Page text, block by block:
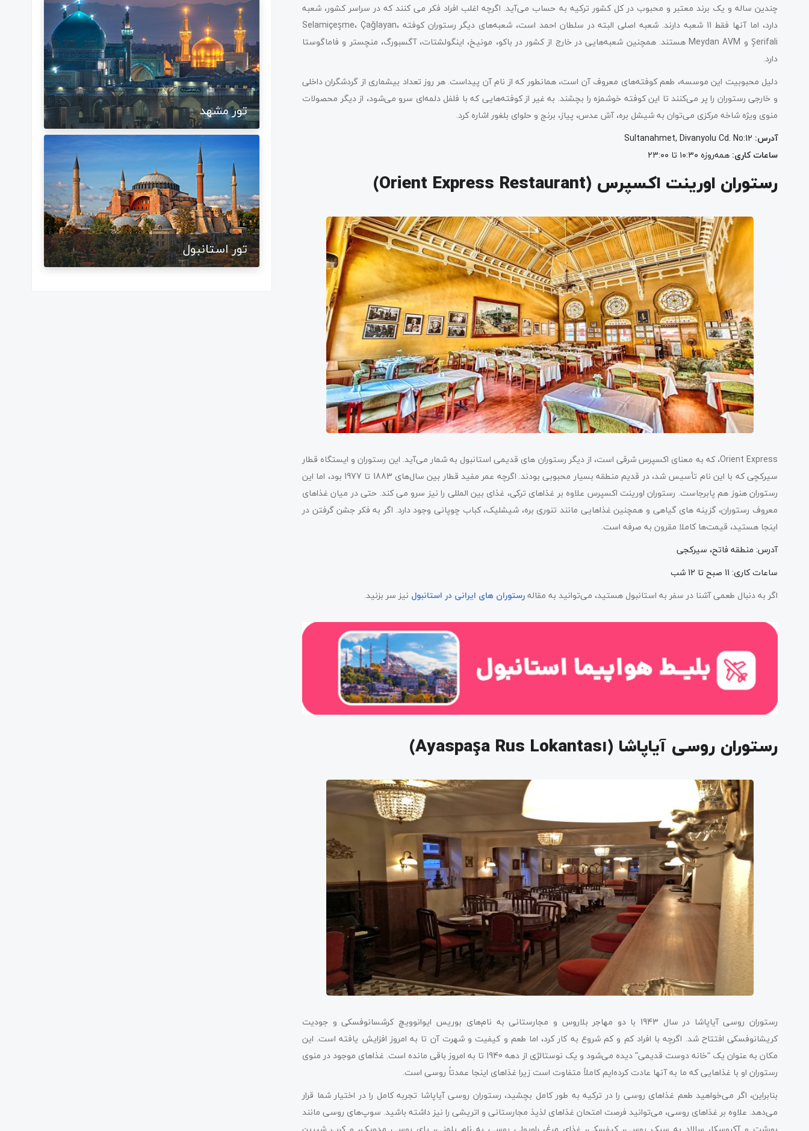
چندین ساله و یک برند معتبر و محبوب در کل کشور ترکیه به حساب می‌آید. اگرچه اغلب افراد فکر می کنند که در سراسر کشور، شعبه
دارد، اما آنها فقط 11 شعبه دارند. شعبه اصلی البته در سلطان احمد است، شعبه‌های دیگر رستوران کوفته Selamiçeşme، Çağlayan،
Şerifali و Meydan AVM هستند. همچنین شعبه‌هایی در خارج از کشور در باکو، مونیخ، اینگولشتات، آگسبورگ، منچستر و فاماگوستا
دارد.
دلیل محبوبیت این موسسه، طعم کوفته‌های معروف آن است، همانطور که از نام آن پیداست. هر روز تعداد بیشماری از گردشگران داخلی
و خارجی رستوران را پر می‌کنند تا این کوفته خوشمزه را بچشند. به غیر از کوفته‌هایی که با فلفل دلمه‌ای سرو می‌شود، از دیگر محصولات
منوی ویژه شاخه مرکزی می‌توان به شیشل بره، آش عدس، پیاز، برنج و حلوای بلغور اشاره کرد.
آدرس:
ساعات کاری: همه‌روزه ۱۰:۳۰ تا ۲۳:۰۰
رستوران اورینت اکسپرس (Orient Express Restaurant)
Orient Express، که به معنای اکسپرس شرقی است، از دیگر رستوران های قدیمی استانبول به شمار می‌آید. این رستوران و ایستگاه قطار
سیرکچی که با این نام تأسیس شد، در قدیم منطقه بسیار محبوبی بودند. اگرچه عمر مفید قطار بین سال‌های 1883 تا 1977 بود، اما این
رستوران هنوز هم پابرجاست. رستوران اورینت اکسپرس علاوه بر غذاهای ترکی، غذای بین المللی را نیز سرو می کند. حتی در میان غذاهای
معروف رستوران، گزینه های گیاهی و همچنین غذاهایی مانند تنوری بره، شیشلیک، کباب چوپانی وجود دارد. اگر به فکر جشن گرفتن در
اینجا هستید، قیمت‌ها کاملا مقرون به صرفه است.
آدرس: منطقه فاتح، سیرکجی
ساعات کاری: 11 صبح تا 12 شب
اگر به دنبال طعمی آشنا در سفر به استانبول هستید، می‌توانید به مقالهرستوران های ایرانی در استانبول نیز سر بزنید.
رستوران روسی آیاپاشا (Ayaspaşa Rus Lokantası)
رستوران روسی آیاپاشا در سال 1943 با دو مهاجر بلاروس و مجارستانی به نام‌های بوریس ایوانوویچ کرشسانوفسکی و جودیت
کریشانوفسکی افتتاح شد. اگرچه با افراد کم و کم شروع به کار کرد، اما طعم و کیفیت و شهرت آن تا به امروز افزایش یافته است. این
مکان به عنوان یک “خانه دوست قدیمی” دیده می‌شود و یک نوستالژی از دهه 1940 تا به امروز باقی مانده است. غذاهای موجود در منوی
رستوران او با غذاهایی که ما به آنها عادت کرده‌ایم کاملاً متفاوت است زیرا غذاهای اینجا عمدتاً روسی است.
بنابراین، اگر می‌خواهید طعم غذاهای روسی را در ترکیه به طور کامل بچشید، رستوران روسی آیاپاشا تجربه کامل را در اختیار شما قرار
می‌دهد. علاوه بر غذاهای روسی، می‌توانید فرصت امتحان غذاهای لذیذ مجارستانی و اتریشی را نیز داشته باشید. سوپ‌های روسی مانند
تور مشهد
تور استانبول